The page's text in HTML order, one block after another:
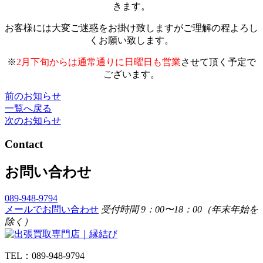
きます。
お客様には大変ご迷惑をお掛け致しますがご理解の程よろし
くお願い致します。
※2月下旬からは通常通りに日曜日も営業させて頂く予定で
ございます。
前のお知らせ
一覧へ戻る
次のお知らせ
Contact
お問い合わせ
089-948-9794
メールでお問い合わせ 受付時間 9：00〜18：00（年末年始を
除く）
TEL：089-948-9794